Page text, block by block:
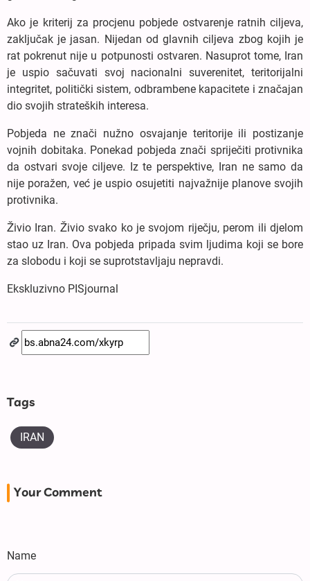
Ako je kriterij za procjenu pobjede ostvarenje ratnih ciljeva,
zaključak je jasan. Nijedan od glavnih ciljeva zbog kojih je
rat pokrenut nije u potpunosti ostvaren. Nasuprot tome, Iran
je uspio sačuvati svoj nacionalni suverenitet, teritorijalni
integritet, politički sistem, odbrambene kapacitete i značajan
dio svojih strateških interesa.
Pobjeda ne znači nužno osvajanje teritorije ili postizanje
vojnih dobitaka. Ponekad pobjeda znači spriječiti protivnika
da ostvari svoje ciljeve. Iz te perspektive, Iran ne samo da
nije poražen, već je uspio osujetiti najvažnije planove svojih
protivnika.
Živio Iran. Živio svako ko je svojom riječju, perom ili djelom
stao uz Iran. Ova pobjeda pripada svim ljudima koji se bore
za slobodu i koji se suprotstavljaju nepravdi.
Ekskluzivno PISjournal
Tags
IRAN
Your Comment
Name